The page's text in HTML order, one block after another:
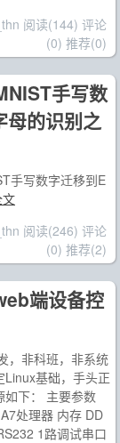
阅读(144) 评论
(0) 推荐(0)
手写数
母的识别之
手写数字迁移到E
阅读(246) 评论
(0) 推荐(2)
端设备控
，非科班，非系统
基础，手头正
如下： 主要参数
处理器 内存 DD
1路调试串口